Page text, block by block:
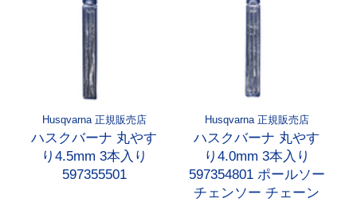
Husqvarna 正規販売店
ハスクバーナ 丸やす
り4.5mm 3本入り
597355501
Husqvarna 正規販売店
ハスクバーナ 丸やす
り4.0mm 3本入り
597354801 ポールソー
チェンソー チェーン